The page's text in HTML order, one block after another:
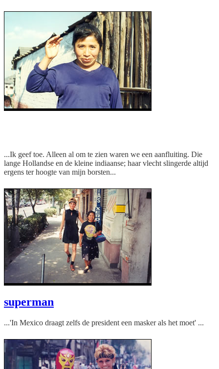
...Ik geef toe. Alleen al om te zien waren we een aanfluiting. Die
lange Hollandse en de kleine indiaanse; haar vlecht slingerde altijd
ergens ter hoogte van mijn borsten...
superman
...'In Mexico draagt zelfs de president een masker als het moet' ...